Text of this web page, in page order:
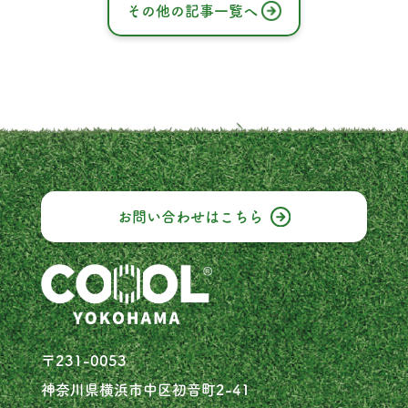
その他の記事一覧へ
お問い合わせは こちら
〒231-0053
神奈川県横浜市中区初音町2-41